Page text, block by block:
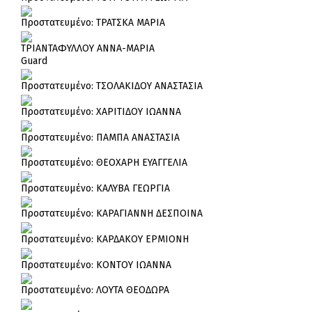
Πρoστατευμένο: ΤΡΑΤΣΚΑ ΜΑΡΙΑ
ΤΡΙΑΝΤΑΦΥΛΛΟΥ ΑΝΝΑ-ΜΑΡΙΑ
Guard
Πρoστατευμένο: ΤΣΟΛΑΚΙΔΟΥ ΑΝΑΣΤΑΣΙΑ
Πρoστατευμένο: ΧΑΡΙΤΙΔΟΥ ΙΩΑΝΝΑ
Πρoστατευμένο: ΠΑΜΠΑ ΑΝΑΣΤΑΣΙΑ
Πρoστατευμένο: ΘΕΟΧΑΡΗ ΕΥΑΓΓΕΛΙΑ
Πρoστατευμένο: ΚΑΛΥΒΑ ΓΕΩΡΓΙΑ
Πρoστατευμένο: ΚΑΡΑΓΙΑΝΝΗ ΔΕΣΠΟΙΝΑ
Πρoστατευμένο: ΚΑΡΔΑΚΟΥ ΕΡΜΙΟΝΗ
Πρoστατευμένο: ΚΟΝΤΟΥ ΙΩΑΝΝΑ
Πρoστατευμένο: ΛΟΥΤΑ ΘΕΟΔΩΡΑ